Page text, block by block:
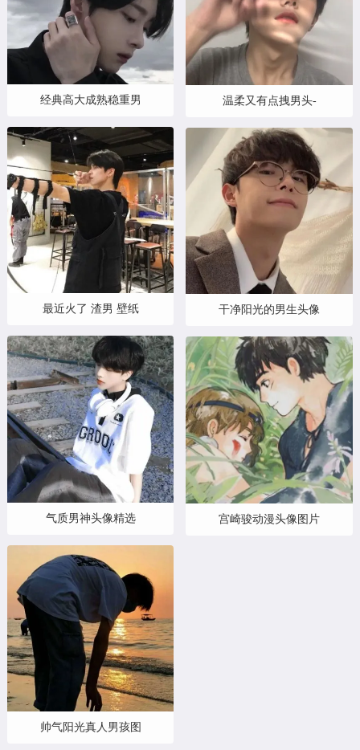
经典高大成熟稳重男
最近火了 渣男 壁纸
气质男神头像精选
帅气阳光真人男孩图
温柔又有点拽男头-
干净阳光的男生头像
宫崎骏动漫头像图片